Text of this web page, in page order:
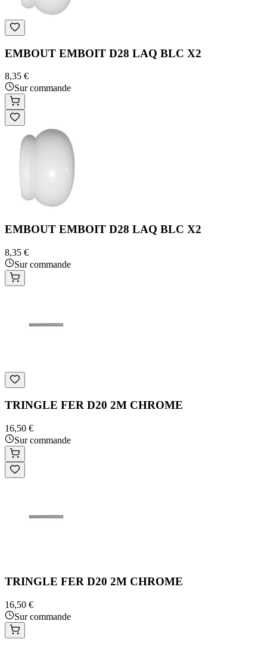
EMBOUT EMBOIT D28 LAQ BLC X2
8,35 €
Sur commande
EMBOUT EMBOIT D28 LAQ BLC X2
8,35 €
Sur commande
TRINGLE FER D20 2M CHROME
16,50 €
Sur commande
TRINGLE FER D20 2M CHROME
16,50 €
Sur commande